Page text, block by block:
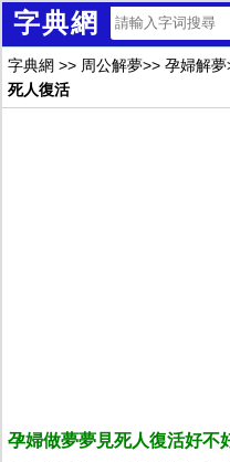
字典網
字典網 >> 周公解夢>> 孕婦解夢
死人復活
孕婦做夢夢見死人復活好不